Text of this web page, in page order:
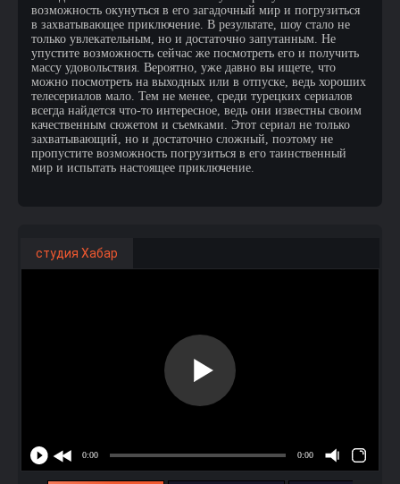
возможность окунуться в его загадочный мир и погрузиться
в захватывающее приключение. В результате, шоу стало не
только увлекательным, но и достаточно запутанным. Не
упустите возможность сейчас же посмотреть его и получить
массу удовольствия. Вероятно, уже давно вы ищете, что
можно посмотреть на выходных или в отпуске, ведь хороших
телесериалов мало. Тем не менее, среди турецких сериалов
всегда найдется что-то интересное, ведь они известны своим
качественным сюжетом и съемками. Этот сериал не только
захватывающий, но и достаточно сложный, поэтому не
пропустите возможность погрузиться в его таинственный
мир и испытать настоящее приключение.
студия Хабар